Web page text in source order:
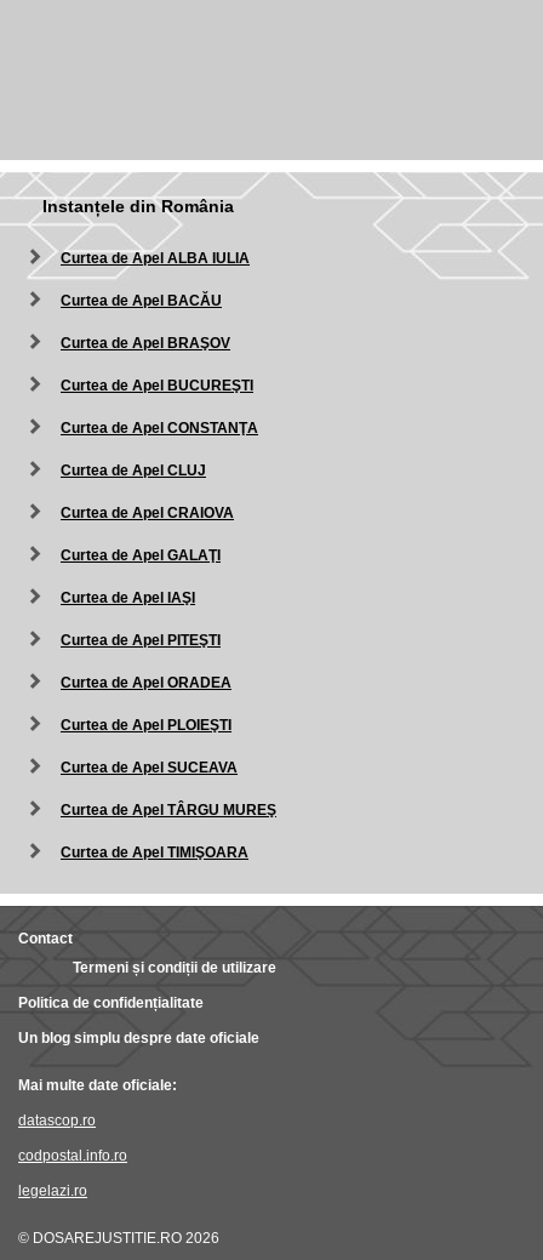
Instanțele din România
Curtea de Apel ALBA IULIA
Curtea de Apel BACĂU
Curtea de Apel BRAŞOV
Curtea de Apel BUCUREŞTI
Curtea de Apel CONSTANŢA
Curtea de Apel CLUJ
Curtea de Apel CRAIOVA
Curtea de Apel GALAŢI
Curtea de Apel IAŞI
Curtea de Apel PITEŞTI
Curtea de Apel ORADEA
Curtea de Apel PLOIEŞTI
Curtea de Apel SUCEAVA
Curtea de Apel TÂRGU MUREŞ
Curtea de Apel TIMIŞOARA
Contact
Termeni și condiții de utilizare
Politica de confidențialitate
Un blog simplu despre date oficiale
Mai multe date oficiale:
datascop.ro
codpostal.info.ro
legelazi.ro
© DOSAREJUSTITIE.RO 2026